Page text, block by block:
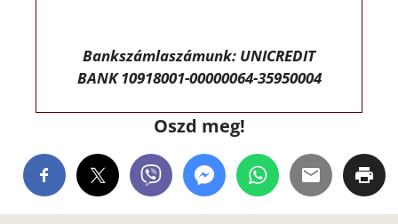
Bankszámlaszámunk: UNICREDIT
BANK 10918001-00000064-35950004
Oszd meg!